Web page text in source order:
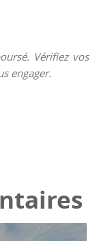
Vérifiez vos
engager.